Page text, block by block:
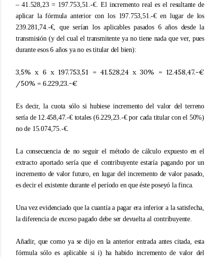
– 41.528,23 = 197.753,51.-€. El incremento real es el resultante de
aplicar la fórmula anterior con los 197.753,51.-€ en lugar de los
239.281,74.-€, que serían los aplicables pasados 6 años desde la
transmisión (y del cual el transmitente ya no tiene nada que ver, pues
durante esos 6 años ya no es titular del bien):
3,5% x 6 x 197.753,51 = 41.528,24 x 30% = 12.458,47.-€
/50% = 6.229,23.-€
Es decir, la cuota sólo si hubiese incremento del valor del terreno
sería de 12.458,47.-€ totales (6.229,23.-€ por cada titular con el 50%)
no de 15.074,75.-€.
La consecuencia de no seguir el método de cálculo expuesto en el
extracto aportado sería que el contribuyente estaría pagando por un
incremento de valor futuro, en lugar del incremento de valor pasado,
es decir el existente durante el período en que éste poseyó la finca.
Una vez evidenciado que la cuantía a pagar era inferior a la satisfecha,
la diferencia de exceso pagado debe ser devuelta al contribuyente.
Añadir, que como ya se dijo en la anterior entrada antes citada, esta
fórmula sólo es aplicable si i) ha habido incremento de valor del